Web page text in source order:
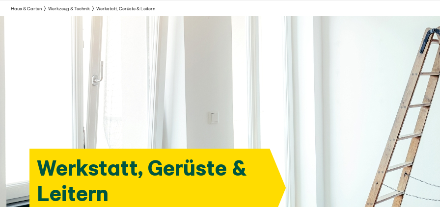
Haus & Garten Werkzeug & Technik Werkstatt, Gerüste & Leitern
Werkstatt, Gerüste &
Leitern